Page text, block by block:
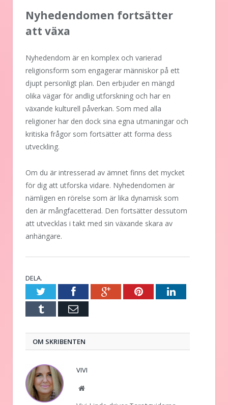
Nyhedendomen fortsätter
att växa
Nyhedendom är en komplex och varierad
religionsform som engagerar människor på ett
djupt personligt plan. Den erbjuder en mängd
olika vägar för andlig utforskning och har en
växande kulturell påverkan. Som med alla
religioner har den dock sina egna utmaningar och
kritiska frågor som fortsätter att forma dess
utveckling.
Om du är intresserad av ämnet finns det mycket
för dig att utforska vidare. Nyhedendomen är
nämligen en rörelse som är lika dynamisk som
den är mångfacetterad. Den fortsätter dessutom
att utvecklas i takt med sin växande skara av
anhängare.
DELA.
TwitterFacebookGoogle+PinterestLinkedIn
Tumblr E-
OM SKRIBENTEN
VIVI
Website